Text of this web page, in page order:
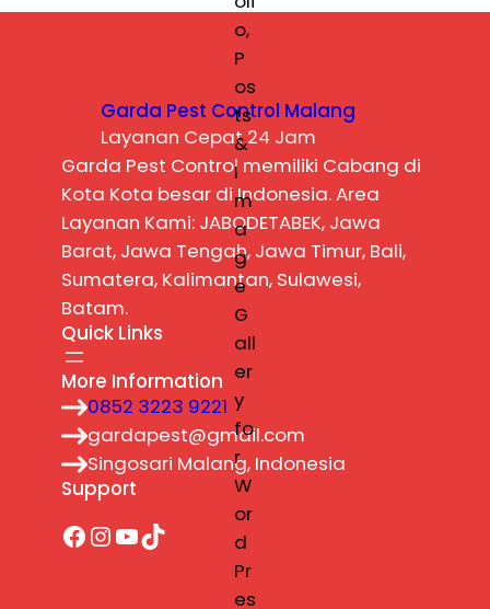
Garda Pest Control Malang
Layanan Cepat 24 Jam
Garda Pest Control memiliki Cabang di
Kota Kota besar di Indonesia. Area
Layanan Kami: JABODETABEK, Jawa
Barat, Jawa Tengah, Jawa Timur, Bali,
Sumatera, Kalimantan, Sulawesi,
Batam.
Quick Links
More Information
0852 3223 9221
gardapest@gmail.com
Singosari Malang, Indonesia
Support
Facebook InstagramYouTube TikTok